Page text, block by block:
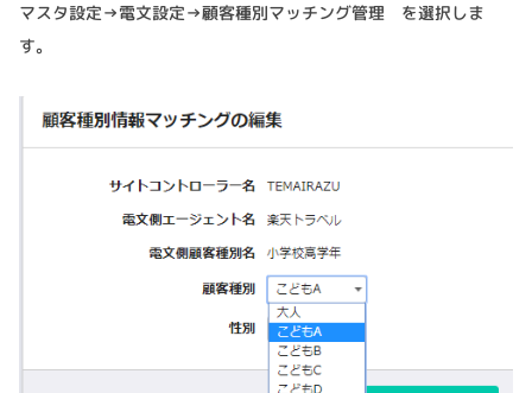
マスタ設定→電文設定→顧客種別マッチング管理 を選択しま
す。